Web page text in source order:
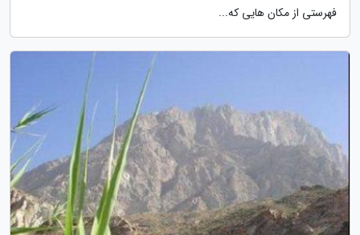
فهرستی از مکان هایی که...